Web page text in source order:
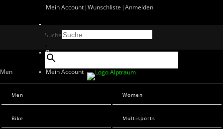
Mein Account Wunschliste Anmelden
Men
Men Sweats
Men T-Shirts
Women
Mein Account
Suche
Men Women
Bike Multisports